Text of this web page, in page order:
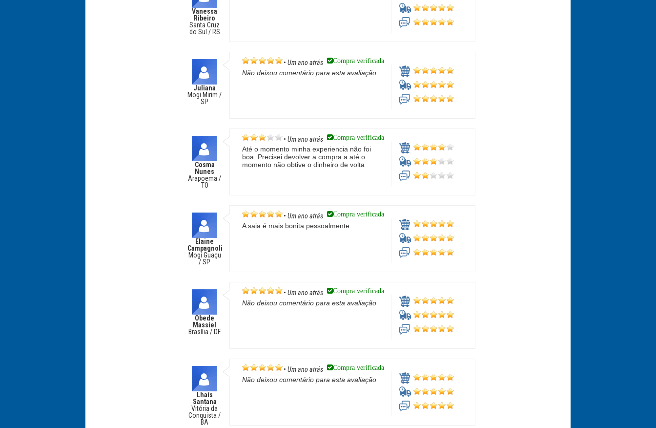
Vanessa
Ribeiro
Santa Cruz
do Sul / RS
Juliana
Mogi Mirim /
SP
• Um ano atrás Compra verificada
Não deixou comentário para esta avaliação
Cosma
Nunes
Arapoema /
TO
• Um ano atrás Compra verificada
Até o momento minha experiencia não foi
boa. Precisei devolver a compra a até o
momento não obtive o dinheiro de volta
Elaine
Campagnoli
Mogi Guaçu
/ SP
• Um ano atrás Compra verificada
A saia é mais bonita pessoalmente
Obede
Massiel
Brasília / DF
• Um ano atrás Compra verificada
Não deixou comentário para esta avaliação
Lhaís
Santana
Vitória da
Conquista /
BA
• Um ano atrás Compra verificada
Não deixou comentário para esta avaliação